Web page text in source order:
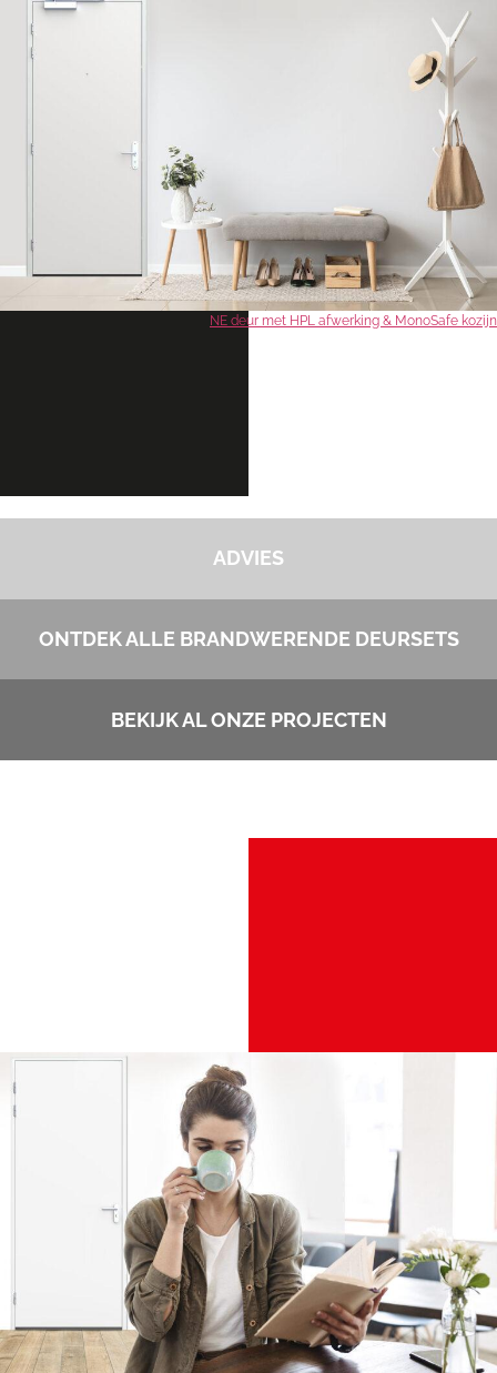
NE deur met HPL afwerking & MonoSafe kozijn
ADVIES
ONTDEK ALLE BRANDWERENDE DEURSETS
BEKIJK AL ONZE PROJECTEN